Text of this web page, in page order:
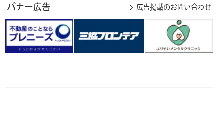
バナー広告 広告掲載のお問い合わせ